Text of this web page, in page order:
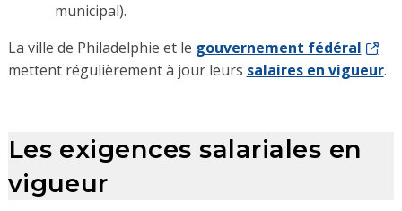
municipal).
La ville de Philadelphie et le gouvernement fédéral
mettent régulièrement à jour leurs salaires en vigueur.
Les exigences salariales en
vigueur